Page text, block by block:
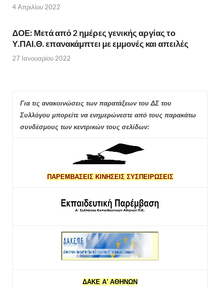
4 Απριλίου 2022
ΔΟΕ: Μετά από 2 ημέρες γενικής αργίας το
Υ.ΠΑΙ.Θ. επανακάμπτει με εμμονές και απειλές
27 Ιανουαρίου 2022
Για τις ανακοινώσεις των παρατάξεων του ΔΣ του
Συλλόγου μπορείτε να ενημερώνεστε από τους παρακάτω
συνδέσμους των κεντρικών τους σελίδων:
ΠΑΡΕΜΒΑΣΕΙΣ ΚΙΝΗΣΕΙΣ ΣΥΣΠΕΙΡΩΣΕΙΣ
ΔΑΚΕ Α' ΑΘΗΝΩΝ